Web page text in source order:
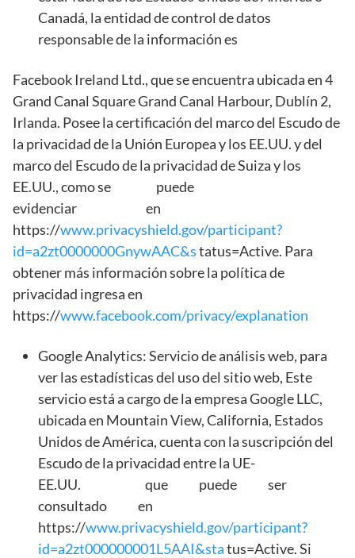
Canadá, la entidad de control de datos
responsable de la información es
Facebook Ireland Ltd., que se encuentra ubicada en 4
Grand Canal Square Grand Canal Harbour, Dublín 2,
Irlanda. Posee la certificación del marco del Escudo de
la privacidad de la Unión Europea y los EE.UU. y del
marco del Escudo de la privacidad de Suiza y los
EE.UU., como se puede
evidenciar en
https://www.privacyshield.gov/participant?
id=a2zt0000000GnywAAC&status=Active. Para
obtener más información sobre la política de
privacidad ingresa en
https://www.facebook.com/privacy/explanation
Google Analytics: Servicio de análisis web, para
ver las estadísticas del uso del sitio web, Este
servicio está a cargo de la empresa Google LLC,
ubicada en Mountain View, California, Estados
Unidos de América, cuenta con la suscripción del
Escudo de la privacidad entre la UE-
EE.UU. que puede ser
consultado en
https://www.privacyshield.gov/participant?
id=a2zt000000001L5AAI&status=Active. Si